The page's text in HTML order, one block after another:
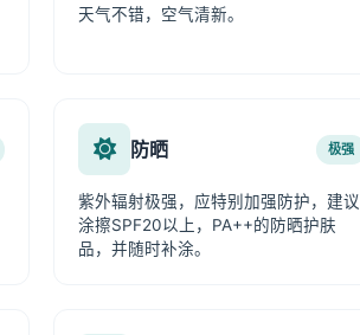
天气不错，空气清新。
防晒 极强
紫外辐射极强，应特别加强防护，建议
涂擦SPF20以上，PA++的防晒护肤
品，并随时补涂。